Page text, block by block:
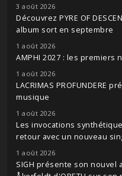
3 août 2026
Découvrez PYRE OF
album sort en septembre
1 août 2026
AMPHI 2027 : les premiers
1 août 2026
LACRIMAS PROFUNDERE
musique
1 août 2026
Les invocations
retour avec un nouveau
1 août 2026
SIGH présente son nouvel